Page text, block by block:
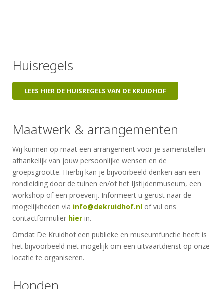
Huisregels
LEES HIER DE HUISREGELS VAN DE KRUIDHOF
Maatwerk & arrangementen
Wij kunnen op maat een arrangement voor je samenstellen
afhankelijk van jouw persoonlijke wensen en de
groepsgrootte. Hierbij kan je bijvoorbeeld denken aan een
rondleiding door de tuinen en/of het IJstijdenmuseum, een
workshop of een proeverij. Informeert u gerust naar de
mogelijkheden via info@dekruidhof.nl of vul ons
contactformulier hier in.
Omdat De Kruidhof een publieke en museumfunctie heeft is
het bijvoorbeeld niet mogelijk om een uitvaartdienst op onze
locatie te organiseren.
Honden